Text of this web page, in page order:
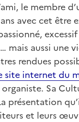
le membre
avec cet être
mais aussi une
rendues
site internet du
Sa
présentation
et leurs